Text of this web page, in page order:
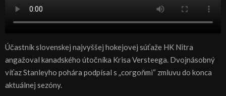
Účastník slovenskej najvyššej hokejovej súťaže HK Nitra
angažoval kanadského útočníka Krisa Versteega. Dvojnásobný
víťaz Stanleyho pohára podpísal s „corgoňmi“ zmluvu do konca
aktuálnej sezóny.